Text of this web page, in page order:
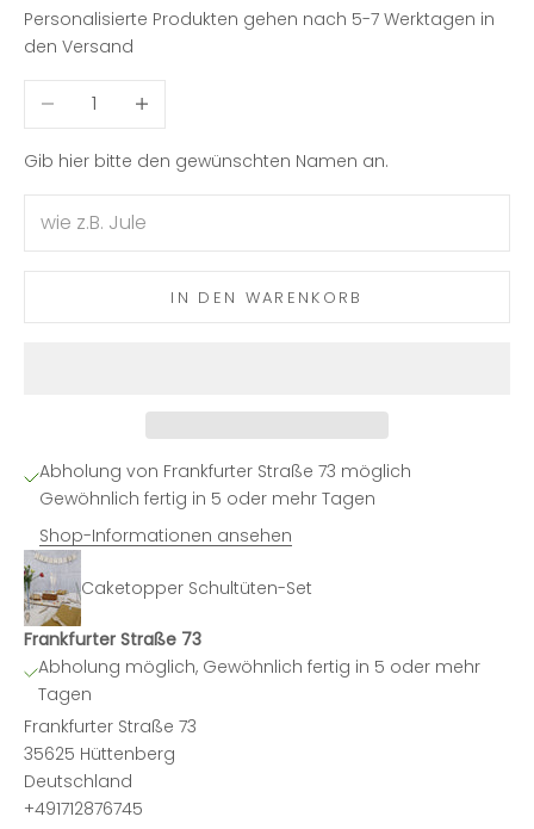
Personalisierte Produkten gehen nach 5-7 Werktagen in
den Versand
Anzahl verringernAnzahl erhöhen
Gib hier bitte den gewünschten Namen an.
IN DEN WARENKORB
Abholung von Frankfurter Straße 73 möglich
Gewöhnlich fertig in 5 oder mehr Tagen
Shop-Informationen ansehen
Caketopper Schultüten-Set
Frankfurter Straße 73
Abholung möglich, Gewöhnlich fertig in 5 oder mehr
Tagen
Frankfurter Straße 73
35625 Hüttenberg
Deutschland
+491712876745